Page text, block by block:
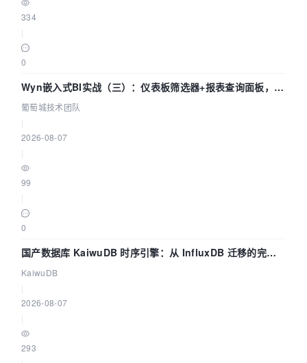
334
0
Wyn嵌入式BI实战（三）：仪表板筛选器+报表查询面板，参
数联动全闭环
葡萄城技术团队
2026-08-07
99
0
国产数据库 KaiwuDB 时序引擎：从 InfluxDB 迁移的完整
技术路径
KaiwuDB
2026-08-07
293